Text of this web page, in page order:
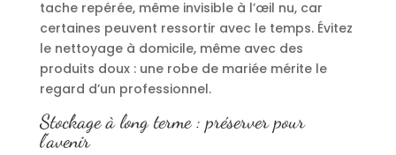
tache repérée, même invisible à l’œil nu, car
certaines peuvent ressortir avec le temps. Évitez
le nettoyage à domicile, même avec des
produits doux : une robe de mariée mérite le
regard d’un professionnel.
Stockage à long terme : préserver pour
l’avenir